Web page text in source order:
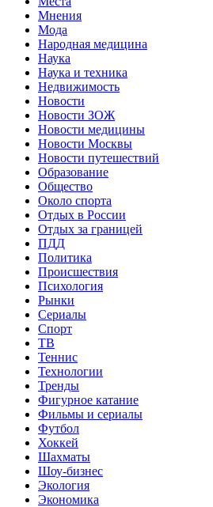
Мнения
Мода
Народная медицина
Наука
Наука и техника
Недвижимость
Новости
Новости ЗОЖ
Новости медицины
Новости Москвы
Новости путешествий
Образование
Общество
Около спорта
Отдых в России
Отдых за границей
ПДД
Политика
Происшествия
Психология
Рынки
Сериалы
Спорт
ТВ
Теннис
Технологии
Тренды
Фигурное катание
Фильмы и сериалы
Футбол
Хоккей
Шахматы
Шоу-бизнес
Экология
Экономика